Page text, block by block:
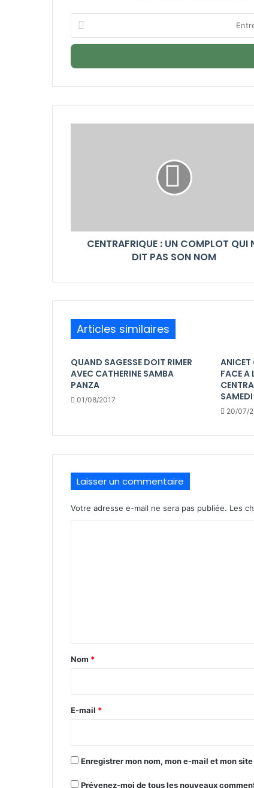
votre
adresse
CENTRAFRIQUE : UN COMPLOT QUI
DIT PAS SON NOM
Articles similaires
QUAND SAGESSE DOIT RIMER
AVEC CATHERINE SAMBA
PANZA
01/08/2017
ANICET
FACE A
20/07/
Laisser un commentaire
Votre adresse e-mail ne sera pas publiée. Les
a
e
Nom *
E-mail *
Enregistrer mon nom, mon e-mail et mon
Prévenez-moi de tous les nouveaux